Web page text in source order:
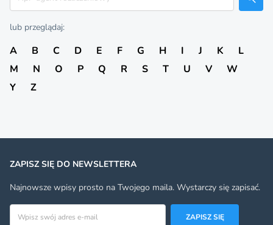
lub przeglądaj:
A B C D E F G H I J K
L
M
N O P Q R S T U V
W
Y
Z
ZAPISZ SIĘ DO NEWSLETTERA
Najnowsze wpisy prosto na Twojego maila. Wystarczy się zapisać.
ZAPISZ SIĘ